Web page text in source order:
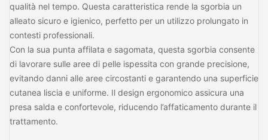
qualità nel tempo. Questa caratteristica rende la sgorbia un
alleato sicuro e igienico, perfetto per un utilizzo prolungato in
contesti professionali.
Con la sua punta affilata e sagomata, questa sgorbia consente
di lavorare sulle aree di pelle ispessita con grande precisione,
evitando danni alle aree circostanti e garantendo una superficie
cutanea liscia e uniforme. Il design ergonomico assicura una
presa salda e confortevole, riducendo l’affaticamento durante il
trattamento.